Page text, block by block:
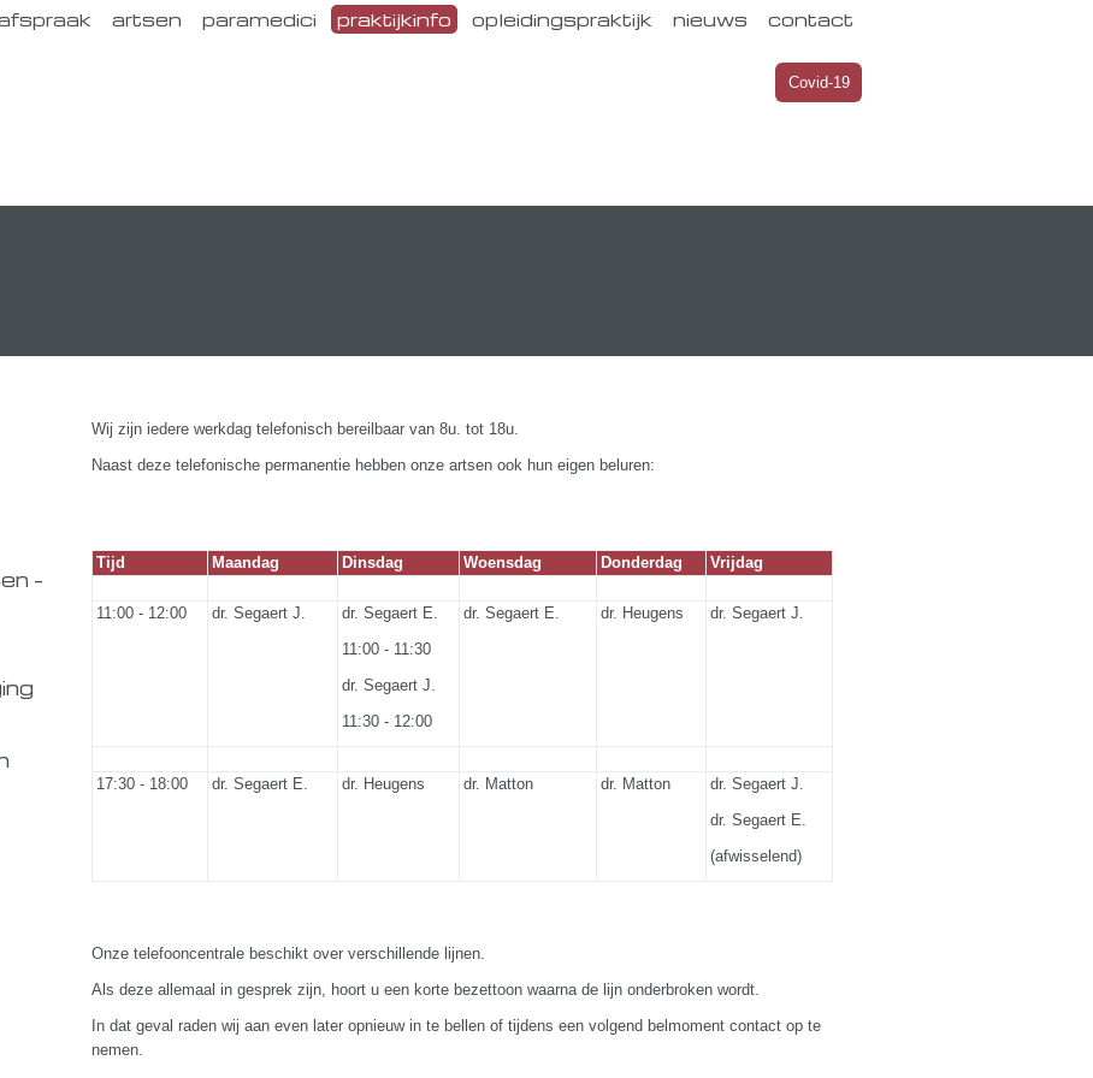
artsen paramedici praktijkinfo opleidingspraktijk nieuws contact
Covid-19
-
Wij zijn iedere werkdag telefonisch bereilbaar van 8u. tot 18u.
Naast deze telefonische permanentie hebben onze artsen ook hun eigen beluren:
Tijd Maandag Dinsdag Woensdag Donderdag Vrijdag
11:00 - 12:00 dr. Segaert J.
dr. Segaert E.
11:00 - 11:30
dr. Segaert J.
11:30 - 12:00
dr. Segaert E. dr. Heugens dr. Segaert J.
17:30 - 18:00 dr. Segaert E. dr. Heugens dr. Matton dr. Matton
dr. Segaert J.
dr. Segaert E.
(afwisselend)
Onze telefooncentrale beschikt over verschillende lijnen.
Als deze allemaal in gesprek zijn, hoort u een korte bezettoon waarna de lijn onderbroken wordt.
In dat geval raden wij aan even later opnieuw in te bellen of tijdens een volgend belmoment contact op te
nemen.